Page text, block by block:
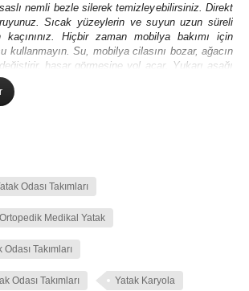
nemli bezle silerek temizleyebilirsiniz. Direkt
Sıcak yüzeylerin ve suyun uzun süreli
kaçınınız. Hiçbir zaman mobilya bakımı için
kullanmayın. Su, mobilya cilasını bozar, ağacın
hasar görmesine yol açar. Yukarı aşağı
üzerinde fazla bastırılmadan hareket
ovalama yapılmamalıdır.
fırça gibi araçları kullanmayınız.
makinesi ile fazla yaklaştırmadan
nemli bezle silerek temizleyebilirsiniz.
koruyunuz. Duru su, sabunlu su, özel çelik
olmayan temizlik malzemeleri ile yukarı
yüzey üzerinde fazla bastırılmadan hareket
şekilde ovalama yapılmamalıdır. Tüm yüzeyler
Odası Takımları
Medikal Yatak
Takımları
Odası Takımları Yatak Karyola